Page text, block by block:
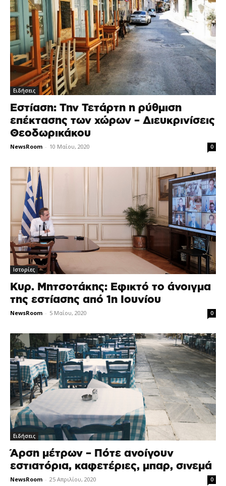
Ειδήσεις
Εστίαση: Την Τετάρτη η ρύθμιση
επέκτασης των χώρων – Διευκρινίσεις
Θεοδωρικάκου
NewsRoom - 10 Μαΐου, 2020 0
Ιστορίες
Κυρ. Μητσοτάκης: Εφικτό το άνοιγμα
της εστίασης από 1η Ιουνίου
NewsRoom - 5 Μαΐου, 2020 0
Ειδήσεις
Άρση μέτρων – Πότε ανοίγουν
εστιατόρια, καφετέριες, μπαρ, σινεμά
NewsRoom - 25 Απριλίου, 2020 0